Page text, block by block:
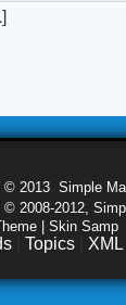
]
© 2013 Simple
2008-2012,
| Skin Samp
Topics XML